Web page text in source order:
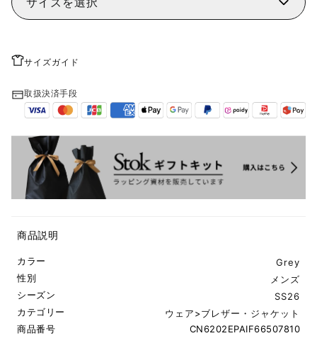
サイズガイド
取扱決済手段
商品説明
カラー
Grey
性別
メンズ
シーズン
SS26
カテゴリー
ウェア>ブレザー・ジャケット
商品番号
CN6202EPAIF66507810